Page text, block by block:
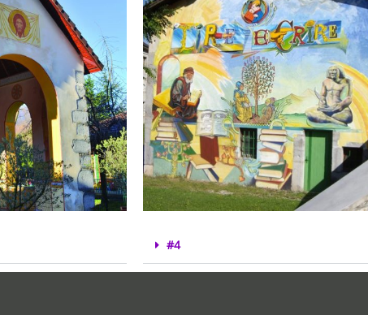
#4